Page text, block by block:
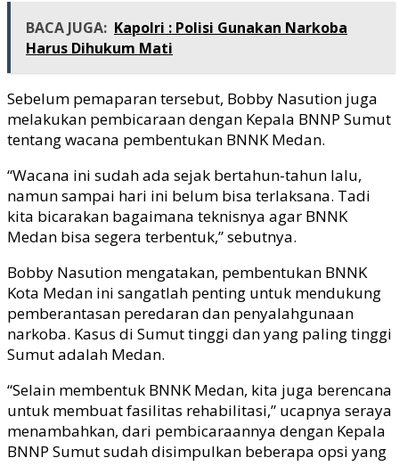
BACA JUGA: Kapolri : Polisi Gunakan Narkoba
Harus Dihukum Mati
Sebelum pemaparan tersebut, Bobby Nasution juga
melakukan pembicaraan dengan Kepala BNNP Sumut
tentang wacana pembentukan BNNK Medan.
“Wacana ini sudah ada sejak bertahun-tahun lalu,
namun sampai hari ini belum bisa terlaksana. Tadi
kita bicarakan bagaimana teknisnya agar BNNK
Medan bisa segera terbentuk,” sebutnya.
Bobby Nasution mengatakan, pembentukan BNNK
Kota Medan ini sangatlah penting untuk mendukung
pemberantasan peredaran dan penyalahgunaan
narkoba. Kasus di Sumut tinggi dan yang paling tinggi
Sumut adalah Medan.
“Selain membentuk BNNK Medan, kita juga berencana
untuk membuat fasilitas rehabilitasi,” ucapnya seraya
menambahkan, dari pembicaraannya dengan Kepala
BNNP Sumut sudah disimpulkan beberapa opsi yang